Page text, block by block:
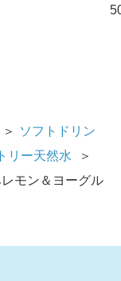
＞
ソフトドリン
リー天然水
＞
モン＆ヨーグル